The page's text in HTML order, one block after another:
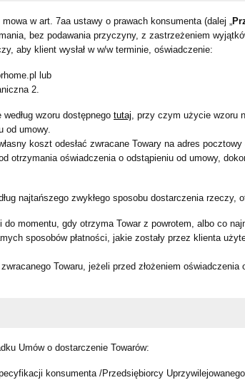
w art. 7aa ustawy o prawach konsumenta (dalej „
bez podawania przyczyny, z zastrzeżeniem
aby klient wysłał w w/w terminie, oświadczenie:
lub
2.
wzoru dostępnego tutaj, przy czym użycie wzoru
od umowy.
koszt odesłać zwracane Towary na adres
otrzymania oświadczenia o odstąpieniu od umowy,
najtańszego zwykłego sposobu dostarczenia rzeczy,
momentu, gdy otrzyma Towar z powrotem, albo co
sposobów płatności, jakie zostały przez klienta
Towaru, jeżeli przed złożeniem
Umów o dostarczenie Towarów:
konsumenta /Przedsiębiorcy